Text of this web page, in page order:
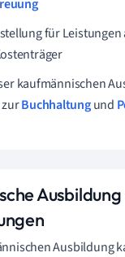
für Leistungen
kaufmännischen
zurBuchhaltungund
Ausbildung
Ausbildung